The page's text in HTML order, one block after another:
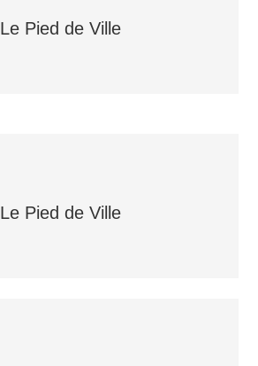
Le Pied de Ville
Le Pied de Ville